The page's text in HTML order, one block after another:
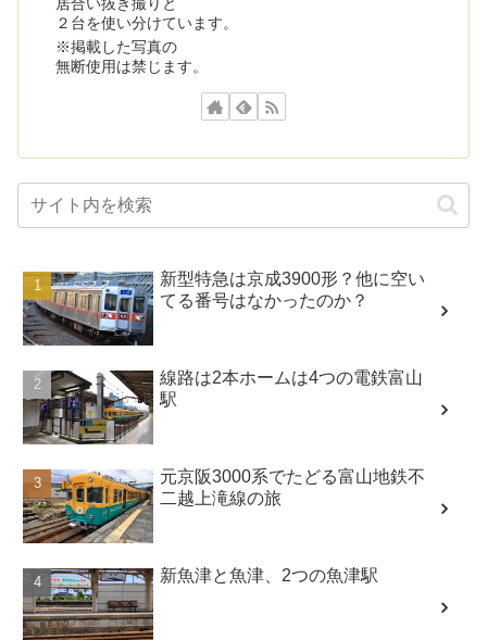
２台を使い分けています。
※掲載した写真の
無断使用は禁じます。
新型特急は京成3900形？他に空い
てる番号はなかったのか？
線路は2本ホームは4つの電鉄富山
駅
元京阪3000系でたどる富山地鉄不
二越上滝線の旅
新魚津と魚津、2つの魚津駅